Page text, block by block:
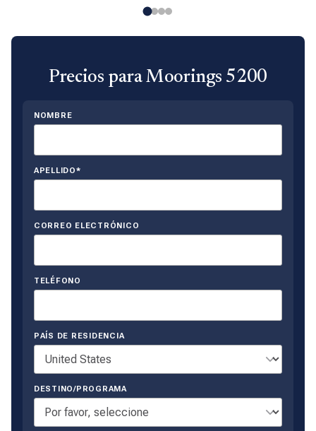
Precios para Moorings 5200
NOMBRE
APELLIDO*
CORREO ELECTRÓNICO
TELÉFONO
PAÍS DE RESIDENCIA
DESTINO/PROGRAMA